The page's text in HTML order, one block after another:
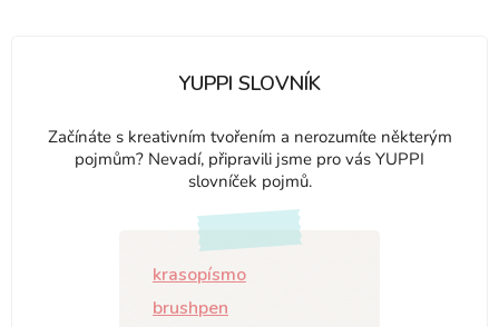
YUPPI SLOVNÍK
Začínáte s kreativním tvořením a nerozumíte některým
pojmům? Nevadí, připravili jsme pro vás YUPPI
slovníček pojmů.
krasopísmo
brushpen